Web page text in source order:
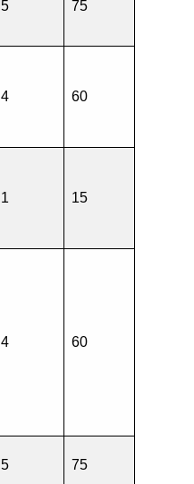
5 75
4 60
1 15
4 60
5 75